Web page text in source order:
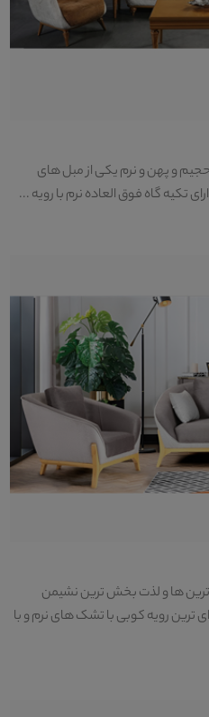
و پهن و نرم یکی از مبل های
تکیه گاه فوق العاده نرم با رویه ...
ها و لذت بخش ترین نشیمن
ترین رویه کوبی با تشک های نرم و با